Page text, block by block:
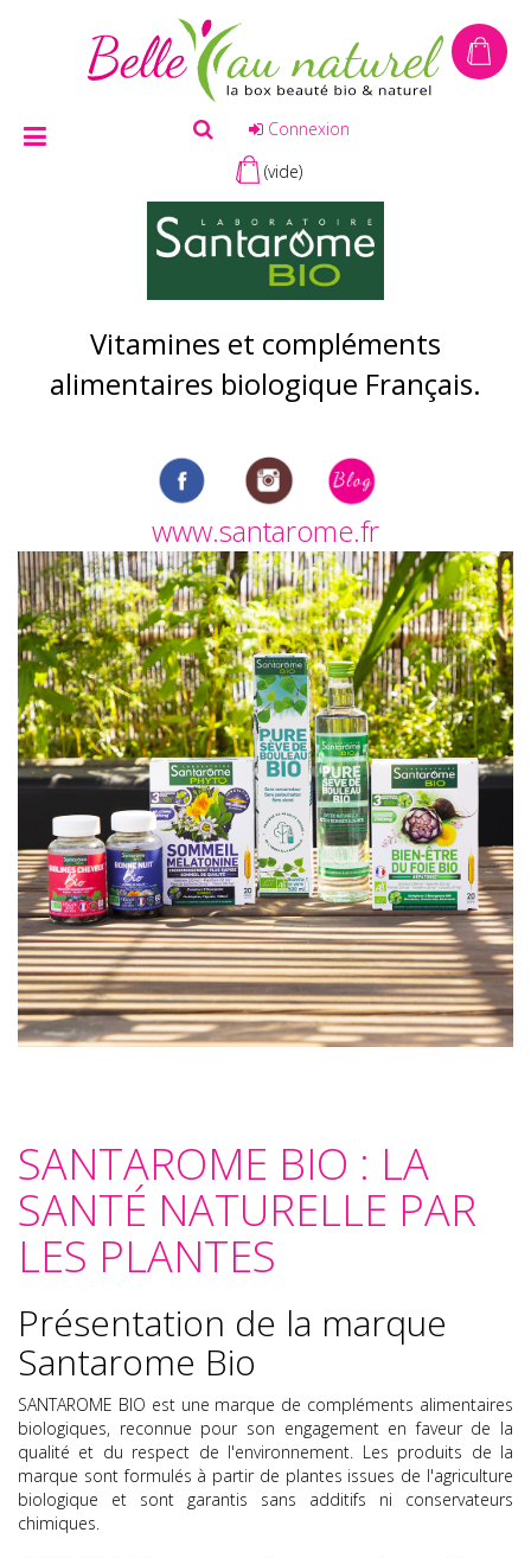
Connexion
(vide)
Vitamines et compléments
alimentaires biologique Français.
www.santarome.fr
SANTAROME BIO : LA
SANTÉ NATURELLE PAR
LES PLANTES
Présentation de la marque
Santarome Bio
SANTAROME BIO est une marque de compléments alimentaires
biologiques, reconnue pour son engagement en faveur de la
qualité et du respect de l'environnement. Les produits de la
marque sont formulés à partir de plantes issues de l'agriculture
biologique et sont garantis sans additifs ni conservateurs
chimiques.